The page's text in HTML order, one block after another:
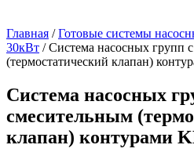
Главная /Готовые системы
30кВт / Система насосных групп
(термостатический клапан)
Система насосных
смесительным
клапан) контурами